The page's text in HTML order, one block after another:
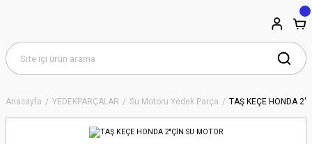
Anasayfa YEDEKPARÇALAR Su Motoru Yedek Parça TAŞ KEÇE HONDA